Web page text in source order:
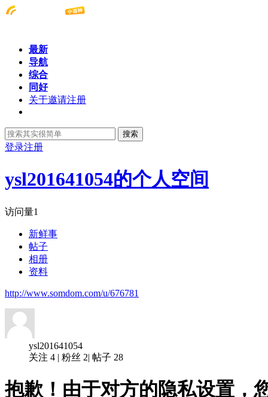
最新
导航
综合
同好
关于邀请注册
搜索
登录注册
ysl201641054的个人空间
访问量1
新鲜事
帖子
相册
资料
http://www.somdom.com/u/676781
ysl201641054
关注 4 | 粉丝 2| 帖子 28
抱歉！由于对方的隐私设置，